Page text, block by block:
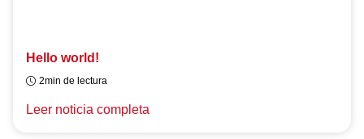
Hello world!
2min de lectura
Leer noticia completa